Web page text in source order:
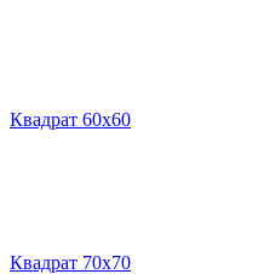
Квадрат 60х60
Квадрат 70х70